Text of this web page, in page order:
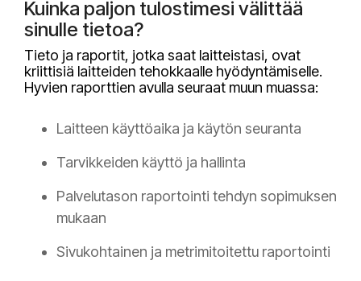
Kuinka paljon tulostimesi välittää
sinulle tietoa?
Tieto ja raportit, jotka saat laitteistasi, ovat
kriittisiä laitteiden tehokkaalle hyödyntämiselle.
Hyvien raporttien avulla seuraat muun muassa:
Laitteen käyttöaika ja käytön seuranta
Tarvikkeiden käyttö ja hallinta
Palvelutason raportointi tehdyn sopimuksen
mukaan
Sivukohtainen ja metrimitoitettu raportointi